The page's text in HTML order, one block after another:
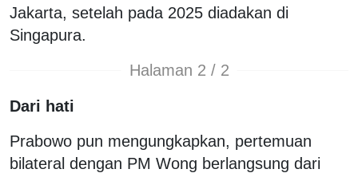
Jakarta, setelah pada 2025 diadakan di
Singapura.
Halaman 2 / 2
Dari hati
Prabowo pun mengungkapkan, pertemuan
bilateral dengan PM Wong berlangsung dari